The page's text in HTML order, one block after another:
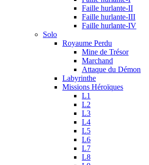
Faille hurlante-II
Faille hurlante-III
Faille hurlante-IV
Solo
Royaume Perdu
Mine de Trésor
Marchand
Attaque du Démon
Labyrinthe
Missions Héroïques
L1
L2
L3
L4
L5
L6
L7
L8